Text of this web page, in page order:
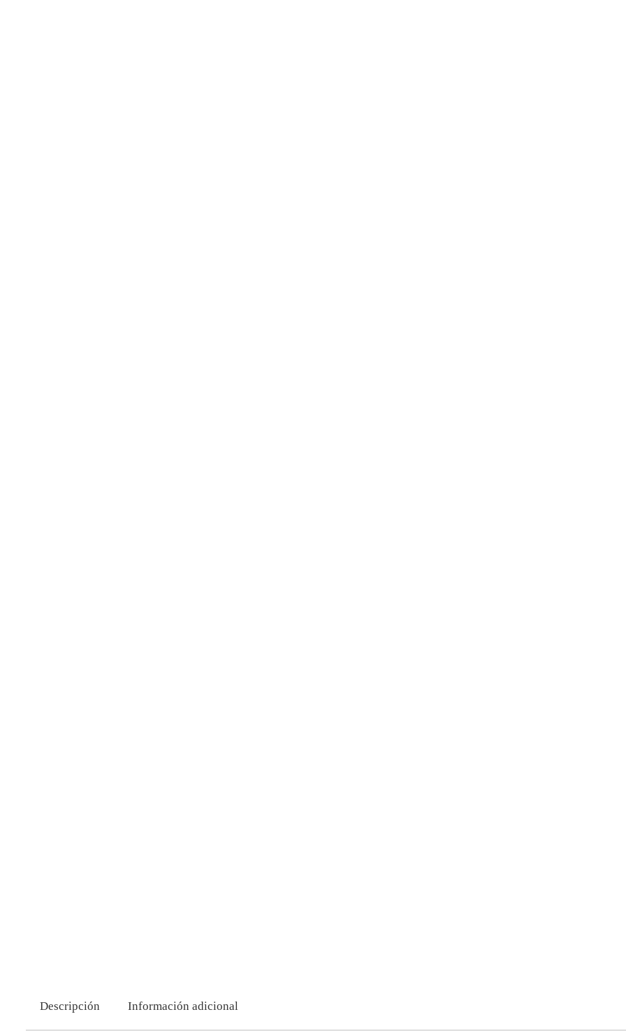
Descripción Información adicional